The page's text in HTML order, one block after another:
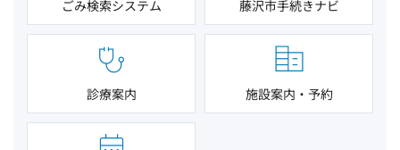
ごみ検索システム 藤沢市手続きナビ
診療案内 施設案内・予約